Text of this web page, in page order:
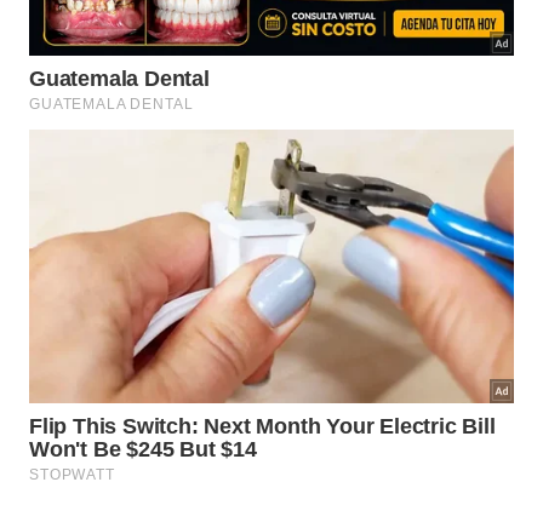
representa uma vantagem significativa no processo
de triagem das candidaturas oficiais. A presença
ativa de jovens estudantes justifica a permanência
das linhas locais de condução coletiva e mantém o
vilarejo conectado diretamente ao centro urbano
mais próximo, a conhecida localidade de
Berlanga